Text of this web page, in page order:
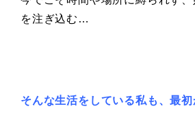
を注ぎ込む…
そんな生活をしている私も、最